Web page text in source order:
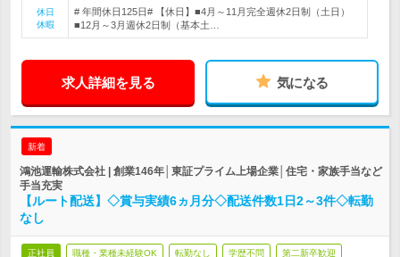
休日
休暇
# 年間休日125日# 【休日】■4月～11月完全週休2日制（土日）
■12月～3月週休2日制（基本土…
求人詳細を見る 気になる
新着
鴻池運輸株式会社 | 創業146年│東証プライム上場企業│住宅・家族手当など
手当充実
【ルート配送】◇賞与実績6ヵ月分◇配送件数1日2～3件◇転勤
なし
正社員 職種・業種未経験OK 転勤なし 学歴不問 第二新卒歓迎